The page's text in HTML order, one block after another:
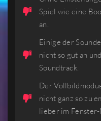
Spiel wie eine
an.
Einige der
nicht so gut an
Soundtrack.
Der
nicht ganz so zu
lieber im